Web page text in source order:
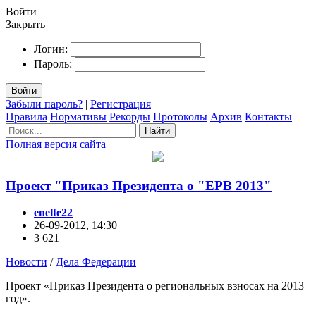
Войти
Закрыть
Логин:
Пароль:
Войти
Забыли пароль? | Регистрация
Правила Нормативы Рекорды Протоколы Архив Контакты
Найти
Полная версия сайта
Проект "Приказ Президента о "ЕРВ 2013"
enelte22
26-09-2012, 14:30
3 621
Новости /Дела Федерации
Проект «Приказ Президента о региональных взносах на 2013
год».